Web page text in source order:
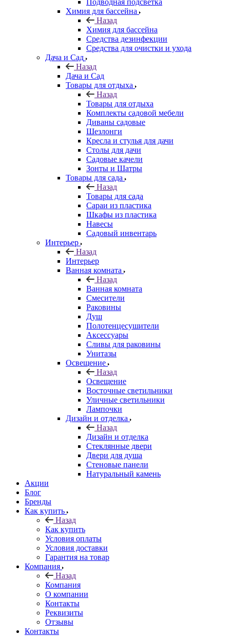
Подводная подсветка
Химия для бассейна
Назад
Химия для бассейна
Средства дезинфекции
Средства для очистки и ухода
Дача и Сад
Назад
Дача и Сад
Товары для отдыха
Назад
Товары для отдыха
Комплекты садовой мебели
Диваны садовые
Шезлонги
Кресла и стулья для дачи
Столы для дачи
Садовые качели
Зонты и Шатры
Товары для сада
Назад
Товары для сада
Сараи из пластика
Шкафы из пластика
Навесы
Садовый инвентарь
Интерьер
Назад
Интерьер
Ванная комната
Назад
Ванная комната
Смесители
Раковины
Душ
Полотенцесушители
Аксессуары
Сливы для раковины
Унитазы
Освещение
Назад
Освещение
Восточные светильники
Уличные светильники
Лампочки
Дизайн и отделка
Назад
Дизайн и отделка
Стеклянные двери
Двери для душа
Стеновые панели
Натуральный камень
Акции
Блог
Бренды
Как купить
Назад
Как купить
Условия оплаты
Условия доставки
Гарантия на товар
Компания
Назад
Компания
О компании
Контакты
Реквизиты
Отзывы
Контакты